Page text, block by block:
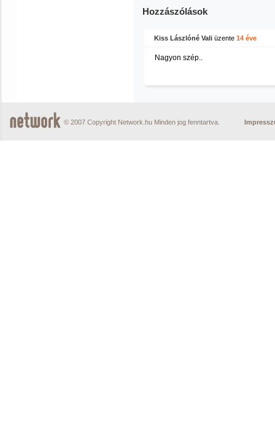
Hozzászólások
Kiss Lászlóné Vali üzente 14 éve
Nagyon szép..
© 2007 Copyright Network.hu Minden jog fenntartva.